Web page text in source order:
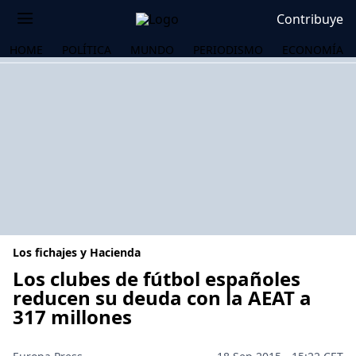
Contribuye
HOME POLÍTICA MUNDO PERIODISMO ECONOMÍA
Los fichajes y Hacienda
Los clubes de fútbol españoles
reducen su deuda con la AEAT a
317 millones